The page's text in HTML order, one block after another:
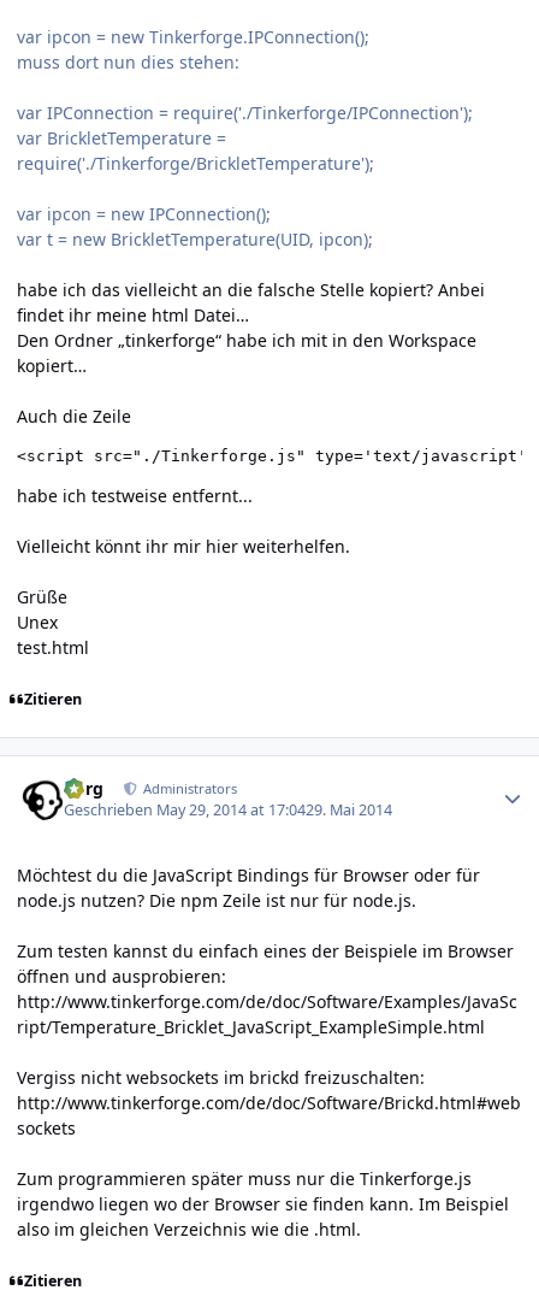
var ipcon = new Tinkerforge.IPConnection();
muss dort nun dies stehen:
var IPConnection = require('./Tinkerforge/IPConnection');
var BrickletTemperature =
require('./Tinkerforge/BrickletTemperature');
var ipcon = new IPConnection();
var t = new BrickletTemperature(UID, ipcon);
habe ich das vielleicht an die falsche Stelle kopiert? Anbei
findet ihr meine html Datei…
Den Ordner „tinkerforge“ habe ich mit in den Workspace
kopiert…
Auch die Zeile
<script src="./Tinkerforge.js" type='text/
habe ich testweise entfernt...
Vielleicht könnt ihr mir hier weiterhelfen.
Grüße
Unex
test.html
Zitieren
borg Administrators
Geschrieben May 29, 2014 at 17:0429. Mai 2014
Möchtest du die JavaScript Bindings für Browser oder für
node.js nutzen? Die npm Zeile ist nur für node.js.
Zum testen kannst du einfach eines der Beispiele im Browser
öffnen und ausprobieren:
http://www.tinkerforge.com/de/doc/Software/Examples/JavaSc
ript/Temperature_Bricklet_JavaScript_ExampleSimple.html
Vergiss nicht websockets im brickd freizuschalten:
http://www.tinkerforge.com/de/doc/Software/Brickd.html#web
sockets
Zum programmieren später muss nur die Tinkerforge.js
irgendwo liegen wo der Browser sie finden kann. Im Beispiel
also im gleichen Verzeichnis wie die .html.
Zitieren